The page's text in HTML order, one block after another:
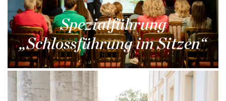
Spezialführung
„Schlossführung im Sitzen“